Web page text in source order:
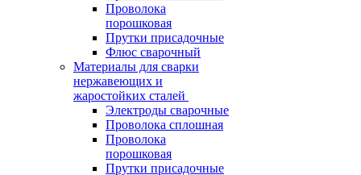
Проволока
порошковая
Прутки присадочные
Флюс сварочный
Материалы для сварки
нержавеющих и
жаростойких сталей
Электроды сварочные
Проволока сплошная
Проволока
порошковая
Прутки присадочные